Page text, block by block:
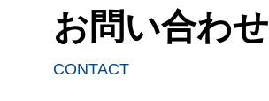
お問い合わせ
CONTACT